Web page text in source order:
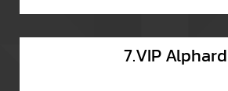
7.VIP Alphard